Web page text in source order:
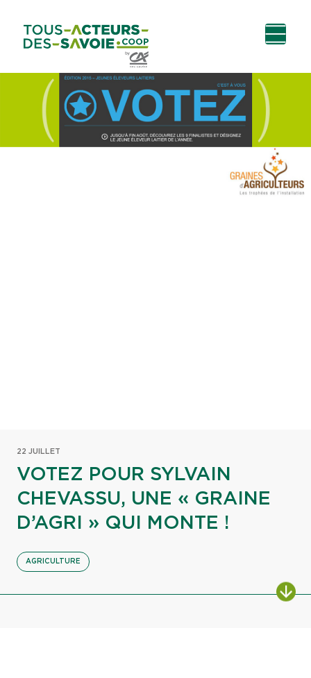
contenu
principal
22 JUILLET
VOTEZ POUR SYLVAIN
CHEVASSU, UNE « GRAINE
D’AGRI » QUI MONTE !
AGRICULTURE